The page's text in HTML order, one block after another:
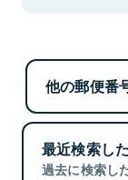
他の郵便番
最近検索し
過去に検索し